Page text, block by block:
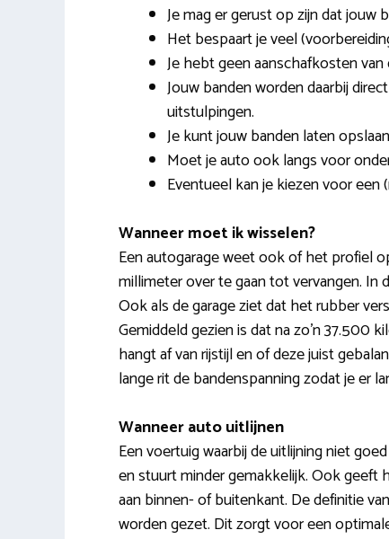
Je mag er gerust op zijn dat jouw
Het bespaart je veel
Je hebt geen aanschafkosten
Jouw banden worden daarbij
uitstulpingen.
Je kunt jouw banden laten
Moet je auto ook langs voor
Eventueel kan je kiezen voor
Wanneer moet ik wisselen?
Een autogarage weet ook of het profiel
millimeter over te gaan tot vervangen.
Ook als de garage ziet dat het rubber
Gemiddeld gezien is dat na zo’n 37.500
hangt af van rijstijl en of deze juist
lange rit de bandenspanning zodat je er
Wanneer auto uitlijnen
Een voertuig waarbij de uitlijning niet
en stuurt minder gemakkelijk. Ook geeft
aan binnen- of buitenkant. De definitie
worden gezet. Dit zorgt voor een